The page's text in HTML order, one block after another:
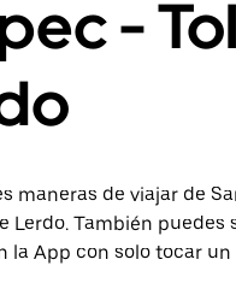
-
maneras de viajar de
Lerdo. También puedes
la App con solo tocar un